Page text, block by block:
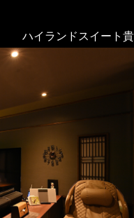
ハイランドスイート